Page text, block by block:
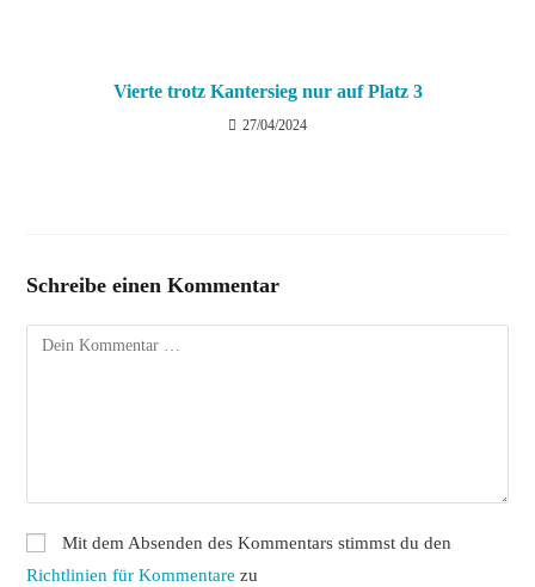
Vierte trotz Kantersieg nur auf Platz 3
27/04/2024
Schreibe einen Kommentar
Kommentar
Mit dem Absenden des Kommentars stimmst du den
Richtlinien für Kommentare zu